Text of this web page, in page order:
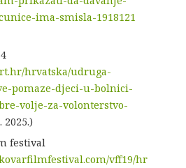
ima-smisla-1918121
hrvatska/udruga-
pomaze-djeci-u-bolnici-
volje-za-volonterstvo-
2025.)
festival
vff19/hr